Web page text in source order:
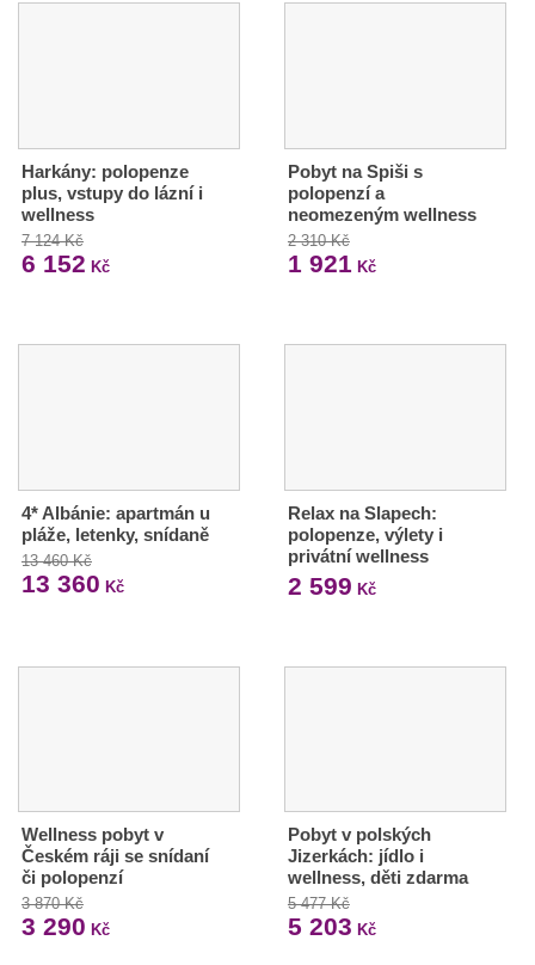
Harkány: polopenze
plus, vstupy do lázní i
wellness
7 124 Kč
6 152 Kč
Pobyt na Spiši s
polopenzí a
neomezeným wellness
2 310 Kč
1 921 Kč
4* Albánie: apartmán u
pláže, letenky, snídaně
13 460 Kč
13 360 Kč
Relax na Slapech:
polopenze, výlety i
privátní wellness
2 599 Kč
Wellness pobyt v
Českém ráji se snídaní
či polopenzí
3 870 Kč
3 290 Kč
Pobyt v polských
Jizerkách: jídlo i
wellness, děti zdarma
5 477 Kč
5 203 Kč